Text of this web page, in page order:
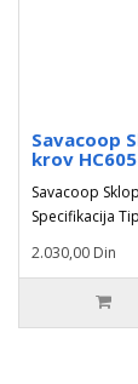
Savacoop
krov HC605
Savacoop
Specifikacija
2.030,00 Din